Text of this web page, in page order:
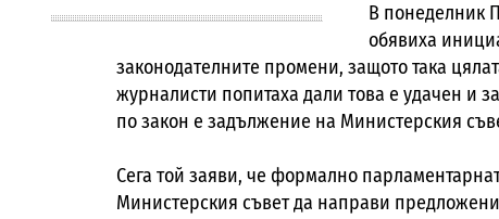
В понеделник
обявиха
законодателните промени, защото така
журналисти попитаха дали това е удачен и
по закон е задължение на Министерския
Сега той заяви, че формално
Министерския съвет да направи